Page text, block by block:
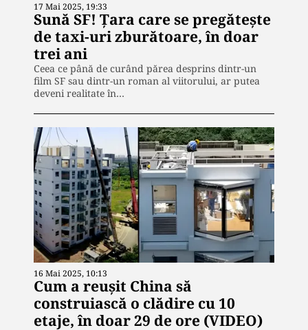
17 Mai 2025, 19:33
Sună SF! Țara care se pregătește
de taxi-uri zburătoare, în doar
trei ani
Ceea ce până de curând părea desprins dintr-un
film SF sau dintr-un roman al viitorului, ar putea
deveni realitate în…
16 Mai 2025, 10:13
Cum a reuşit China să
construiască o clădire cu 10
etaje, în doar 29 de ore (VIDEO)